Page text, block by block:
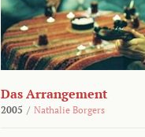
Das Arrangement
2005 / Nathalie Borgers